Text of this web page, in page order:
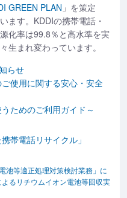
GREEN PLAN 」を策定
ます。KDDIの携帯電話・
化率は99.8％と高水準を実
生まれ変わっています。
らせ
使用に関する安心・安全
ためのご利用ガイド～
帯電話リサイクル」
池等適正処理対策検討業務」に
るリチウムイオン電池等回収実